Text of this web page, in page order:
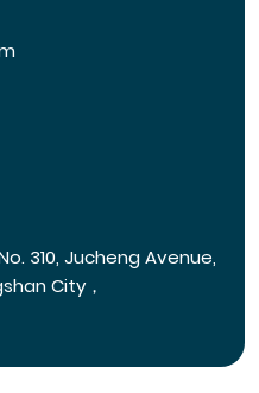
310, Jucheng Avenue,
City，